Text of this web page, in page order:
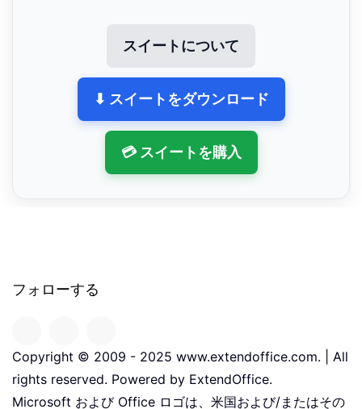
スイートについて
⬇ スイートをダウンロード
💳 スイートを購入
フォローする
Copyright © 2009 - 2025 www.extendoffice.com. | All
rights reserved. Powered by ExtendOffice.
Microsoft および Office ロゴは、米国および/またはその